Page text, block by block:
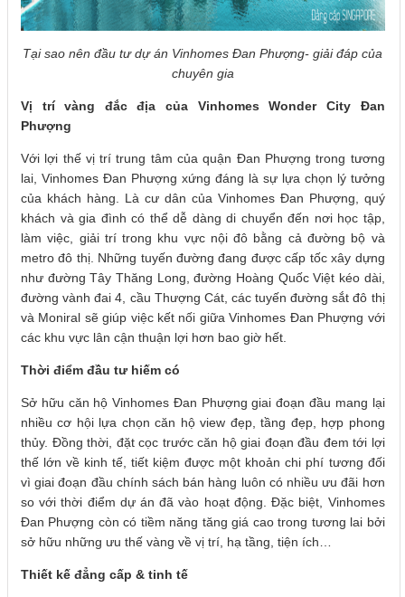
Tại sao nên đầu tư dự án Vinhomes Đan Phượng- giải đáp của
chuyên gia
Vị trí vàng đắc địa của Vinhomes Wonder City Đan
Phượng
Với lợi thế vị trí trung tâm của quận Đan Phượng trong tương
lai, Vinhomes Đan Phượng xứng đáng là sự lựa chọn lý tưởng
của khách hàng. Là cư dân của Vinhomes Đan Phượng, quý
khách và gia đình có thể dễ dàng di chuyển đến nơi học tập,
làm việc, giải trí trong khu vực nội đô bằng cả đường bộ và
metro đô thị. Những tuyến đường đang được cấp tốc xây dựng
như đường Tây Thăng Long, đường Hoàng Quốc Việt kéo dài,
đường vành đai 4, cầu Thượng Cát, các tuyến đường sắt đô thị
và Moniral sẽ giúp việc kết nối giữa Vinhomes Đan Phượng với
các khu vực lân cận thuận lợi hơn bao giờ hết.
Thời điểm đầu tư hiếm có
Sở hữu căn hộ Vinhomes Đan Phượng giai đoạn đầu mang lại
nhiều cơ hội lựa chọn căn hộ view đẹp, tầng đẹp, hợp phong
thủy. Đồng thời, đặt cọc trước căn hộ giai đoạn đầu đem tới lợi
thế lớn về kinh tế, tiết kiệm được một khoản chi phí tương đối
vì giai đoạn đầu chính sách bán hàng luôn có nhiều ưu đãi hơn
so với thời điểm dự án đã vào hoạt động. Đặc biệt, Vinhomes
Đan Phượng còn có tiềm năng tăng giá cao trong tương lai bởi
sở hữu những ưu thế vàng về vị trí, hạ tầng, tiện ích…
Thiết kế đẳng cấp & tinh tế